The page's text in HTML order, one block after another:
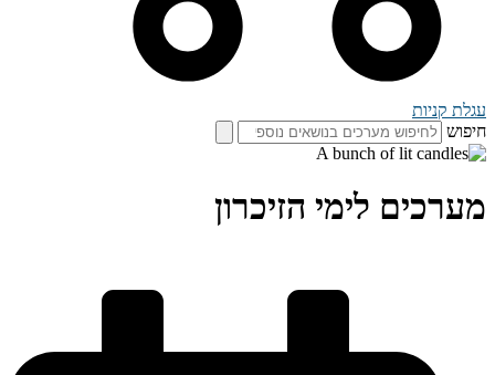
עגלת קניות
חיפוש
מערכים לימי הזיכרון